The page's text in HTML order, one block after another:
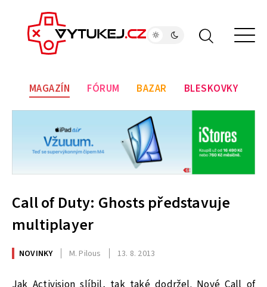
MAGAZÍN FÓRUM BAZAR BLESKOVKY
Call of Duty: Ghosts představuje
multiplayer
NOVINKY M. Pilous 13. 8. 2013